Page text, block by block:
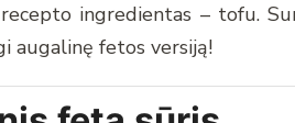
ingredientas – tofu.
augalinę fetos versiją!